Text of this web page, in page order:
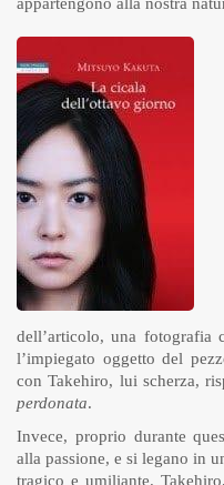
dell’articolo, una
l’impiegato oggetto del
con Takehiro, lui scherza,
perdonata.
Invece, proprio durante
alla passione, e si legano in
tragico e umiliante.